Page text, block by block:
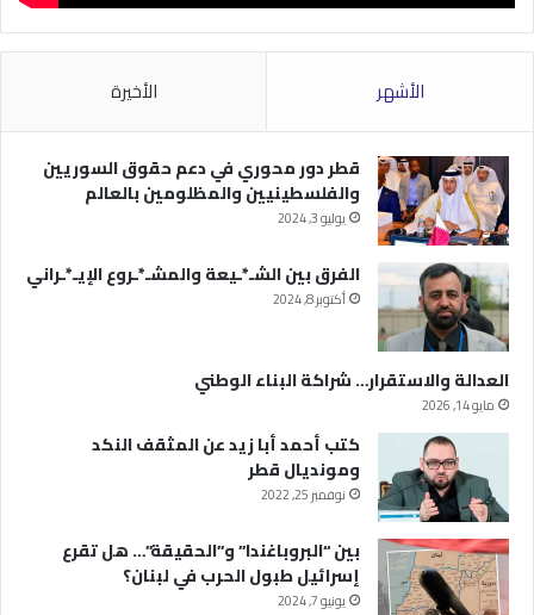
الأشهر الأخيرة
قطر دور محوري في دعم حقوق السوريين
والفلسطينيين والمظلومين بالعالم
يوليو 3, 2024
الفرق بين الشـ*ـيعة والمشـ*ـروع الإيـ*ـراني
أكتوبر 8, 2024
العدالة والاستقرار… شراكة البناء الوطني
مايو 14, 2026
كتب أحمد أبا زيد عن المثقف النكد
ومونديال قطر
نوفمبر 25, 2022
بين “البروباغندا” و”الحقيقة”… هل تقرع
إسرائيل طبول الحرب في لبنان؟
يونيو 7, 2024